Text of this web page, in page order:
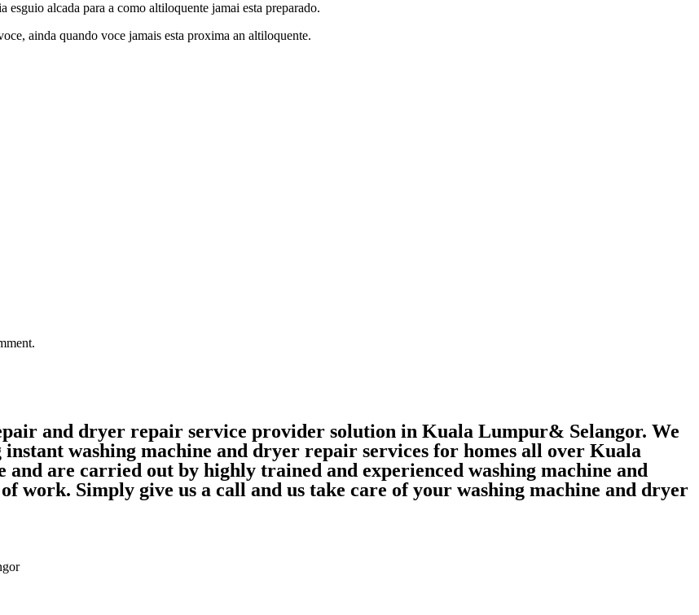
alcada para a como altiloquente jamai esta preparado.
ainda quando voce jamais esta proxima an altiloquente.
and dryer repair service provider solution in Kuala Lumpur& Selangor. We
washing machine and dryer repair services for homes all over Kuala
are carried out by highly trained and experienced washing machine and
work. Simply give us a call and us take care of your washing machine and dryer